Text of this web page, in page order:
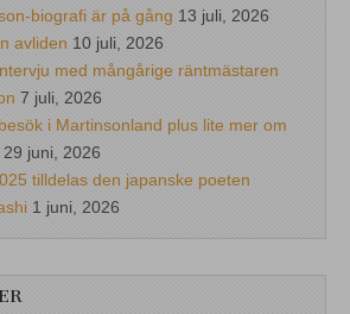
biografi är på gång 13 juli, 2026
avliden 10 juli, 2026
med mångårige räntmästaren
7 juli, 2026
i Martinsonland plus lite mer om
29 juni, 2026
tilldelas den japanske poeten
1 juni, 2026